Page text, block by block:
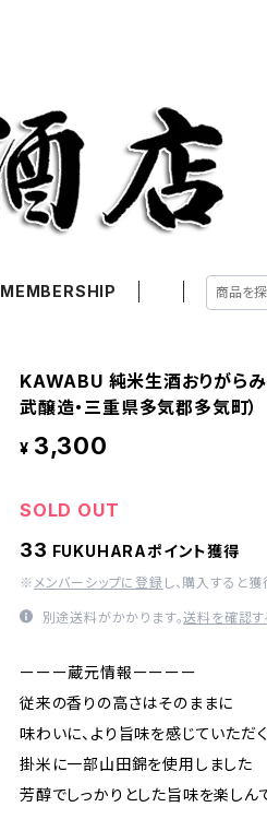
MEMBERSHIP
KAWABU 純米生酒おりがら
武醸造・三重県多気郡多気町）
¥ 3,300
SOLD OUT
33 FUKUHARAポイント獲得
※ メンバーシップに登録 し、購入すると獲
別途送料がかかります。送料を確認す
ーーー蔵元情報ーーーー
従来の香りの高さはそのままに
味わいに、より旨味を感じていただ
掛米に一部山田錦を使用しました
芳醇でしっかりとした旨味を楽しん